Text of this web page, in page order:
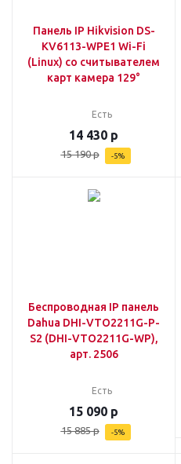
Панель IP Hikvision DS-
KV6113-WPE1 Wi-Fi
(Linux) со считывателем
карт камера 129°
Есть
14 430 р
15 190р -5%
Беспроводная IP панель
Dahua DHI-VTO2211G-P-
S2 (DHI-VTO2211G-WP),
арт. 2506
Есть
15 090 р
15 885р -5%